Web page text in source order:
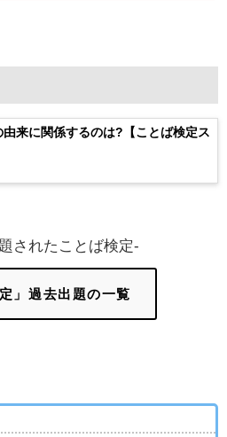
由来に関係するのは?【ことば検定ス
されたことば検定-
」過去出題の一覧